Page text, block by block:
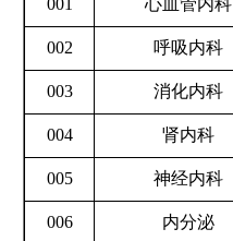
002 呼吸内科
003 消化内科
004 肾内科
005 神经内科
006 内分泌